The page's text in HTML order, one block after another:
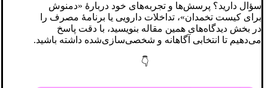
سؤال دارید؟ پرسش‌ها و تجربه‌های خود دربارهٔ «دمنوش
برای کیست تخمدان»، تداخلات دارویی یا برنامهٔ مصرف را
در بخش دیدگاه‌های همین مقاله بنویسید، با دقت پاسخ
می‌دهیم تا انتخابی آگاهانه و شخصی‌سازی‌شده داشته باشید.
👇